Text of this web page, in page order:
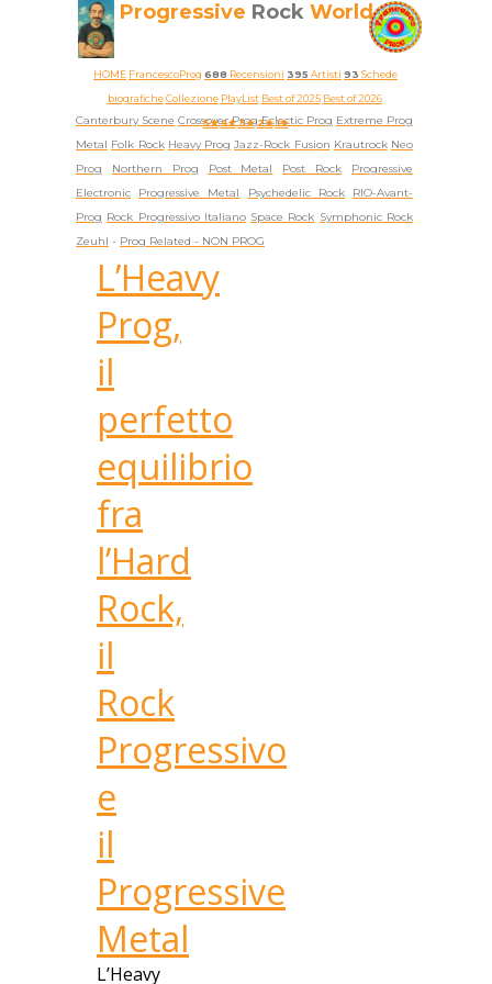
Progressive RockWorld
HOME FrancescoProg 688 Recensioni 395 Artisti 93 Schede
biografiche Collezione PlayList Best of 2025 Best of 2026
5★4★3★2★ 1★
Canterbury Scene Crossover Prog Eclectic Prog Extreme Prog
Metal Folk Rock Heavy Prog Jazz-Rock Fusion Krautrock Neo
Prog
Northern Prog Post Metal Post Rock
Progressive
Electronic
Progressive Metal Psychedelic Rock
RIO-Avant-
Prog Rock Progressivo Italiano Space Rock Symphonic Rock
Zeuhl - Prog Related - NON PROG
L’Heavy
Prog,
il
perfetto
equilibrio
fra
l’Hard
Rock,
il
Rock
Progressivo
e
il
Progressive
Metal
L’Heavy